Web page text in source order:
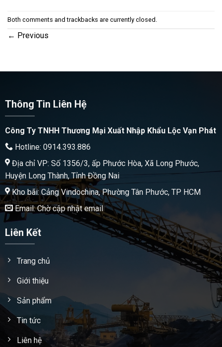
Both comments and trackbacks are currently closed.
← Previous
Thông Tin Liên Hệ
Công Ty TNHH Thương Mại Xuất Nhập Khẩu Lộc Vạn Phát
Hotline: 0914.393.886
Địa chỉ VP: Số 1356/3, ấp Phước Hòa, Xã Long Phước,
Huyện Long Thành, Tỉnh Đồng Nai
Kho bãi: Cảng Vindochina, Phường Tân Phước, TP HCM
Email: Chờ cập nhật email
Liên Kết
Trang chủ
Giới thiệu
Sản phẩm
Tin tức
Liên hệ